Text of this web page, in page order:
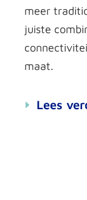
meer
juiste
maat.
Lees